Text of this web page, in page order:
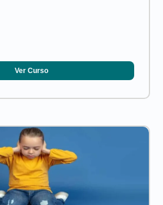
Ver Curso